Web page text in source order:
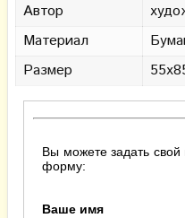
Автор
Материал
Размер
Вы можете задать
форму:
Ваше имя